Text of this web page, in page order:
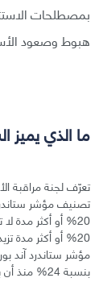
بمصطلحات
هبوط وصعود
ما الذي
تعرّف لجنة مراقبة
20% أو أكثر
20% أو أكثر مدة
بنسبة 24% منذ أن بلغ ذروته في الثالث من يناير 2022.